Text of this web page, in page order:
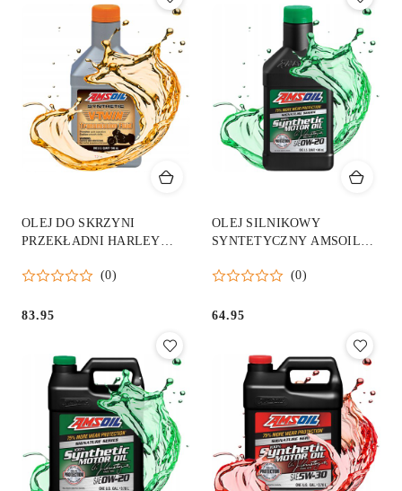
OLEJ DO SKRZYNI
PRZEKŁADNI HARLEY
TRANSMISSION FLUID
(0)
83.95
OLEJ SILNIKOWY
SYNTETYCZNY AMSOIL
100% SYNTH ASM 0,95
(0)
64.95